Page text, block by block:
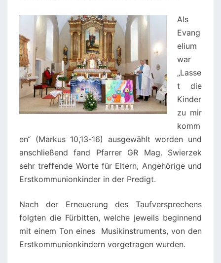
Als
Evang
elium
war
„Lasse
t die
Kinder
zu mir
komm
en“ (Markus 10,13-16) ausgewählt worden und
anschließend fand Pfarrer GR Mag. Swierzek
sehr treffende Worte für Eltern, Angehörige und
Erstkommunionkinder in der Predigt.
Nach der Erneuerung des Taufversprechens
folgten die Fürbitten, welche jeweils beginnend
mit einem Ton eines Musikinstruments, von den
Erstkommunionkindern vorgetragen wurden.